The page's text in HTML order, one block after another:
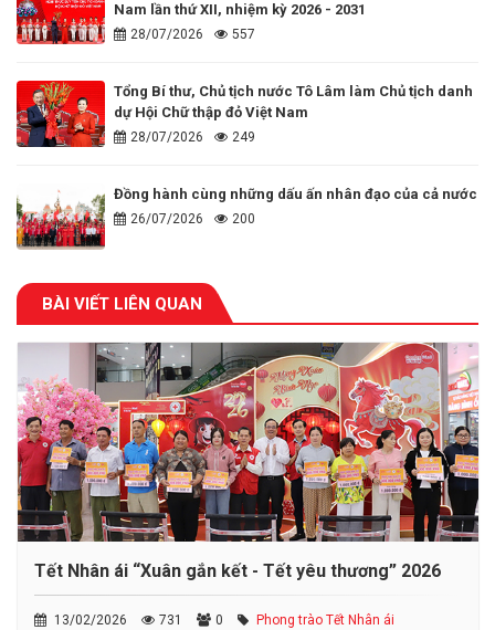
Nam lần thứ XII, nhiệm kỳ 2026 - 2031
28/07/2026 557
Tổng Bí thư, Chủ tịch nước Tô Lâm làm Chủ tịch danh
dự Hội Chữ thập đỏ Việt Nam
28/07/2026 249
Đồng hành cùng những dấu ấn nhân đạo của cả nước
26/07/2026 200
BÀI VIẾT LIÊN QUAN
Tết Nhân ái “Xuân gắn kết - Tết yêu thương” 2026
13/02/2026 731 0 Phong trào Tết Nhân ái